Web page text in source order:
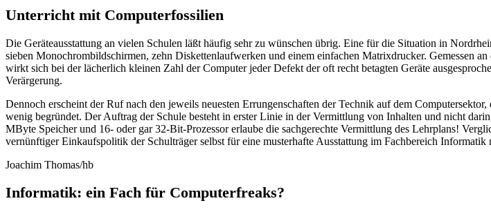
Unterricht mit Computerfossilien
Die Geräteausstattung an vielen Schulen läßt häufig sehr zu wünschen übrig. Eine für die Situation in
sieben Monochrombildschirmen, zehn Diskettenlaufwerken und einem einfachen Matrixdrucker. Gemessen
wirkt sich bei der lächerlich kleinen Zahl der Computer jeder Defekt der oft recht betagten Geräte
Verärgerung.
Dennoch erscheint der Ruf nach den jeweils neuesten Errungenschaften der Technik auf dem
wenig begründet. Der Auftrag der Schule besteht in erster Linie in der Vermittlung von Inhalten und nicht
MByte Speicher und 16- oder gar 32-Bit-Prozessor erlaube die sachgerechte Vermittlung des Lehrplans!
vernünftiger Einkaufspolitik der Schulträger selbst für eine musterhafte Ausstattung im Fachbereich Informatik
Joachim Thomas/hb
Informatik: ein Fach für Computerfreaks?